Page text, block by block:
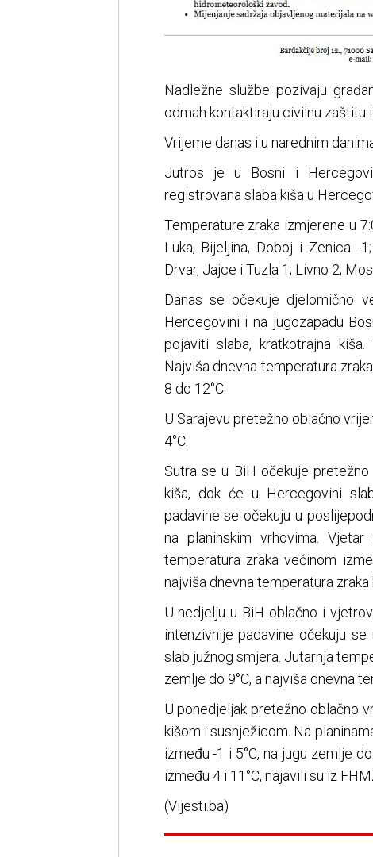
Nadležne službe pozivaju
odmah kontaktiraju civilnu zaštitu
Vrijeme danas i u narednim
Jutros je u Bosni i
registrovana slaba kiša u
Temperature zraka izmjerene u
Luka, Bijeljina, Doboj i Zenica -
Drvar, Jajce i Tuzla 1; Livno 2;
Danas se očekuje djelomično
Hercegovini i na jugozapadu
pojaviti slaba, kratkotrajna
Najviša dnevna temperatura
8 do 12°C.
U Sarajevu pretežno oblačno
4°C.
Sutra se u BiH očekuje
kiša, dok će u Hercegovini
padavine se očekuju u
na planinskim vrhovima.
temperatura zraka većinom
najviša dnevna temperatura zraka
U nedjelju u BiH oblačno i
intenzivnije padavine očekuju
slab južnog smjera. Jutarnja
zemlje do 9°C, a najviša dnevna
U ponedjeljak pretežno oblačno
kišom i susnježicom. Na
između -1 i 5°C, na jugu zemlje
između 4 i 11°C, najavili su iz
(Vijesti.ba)